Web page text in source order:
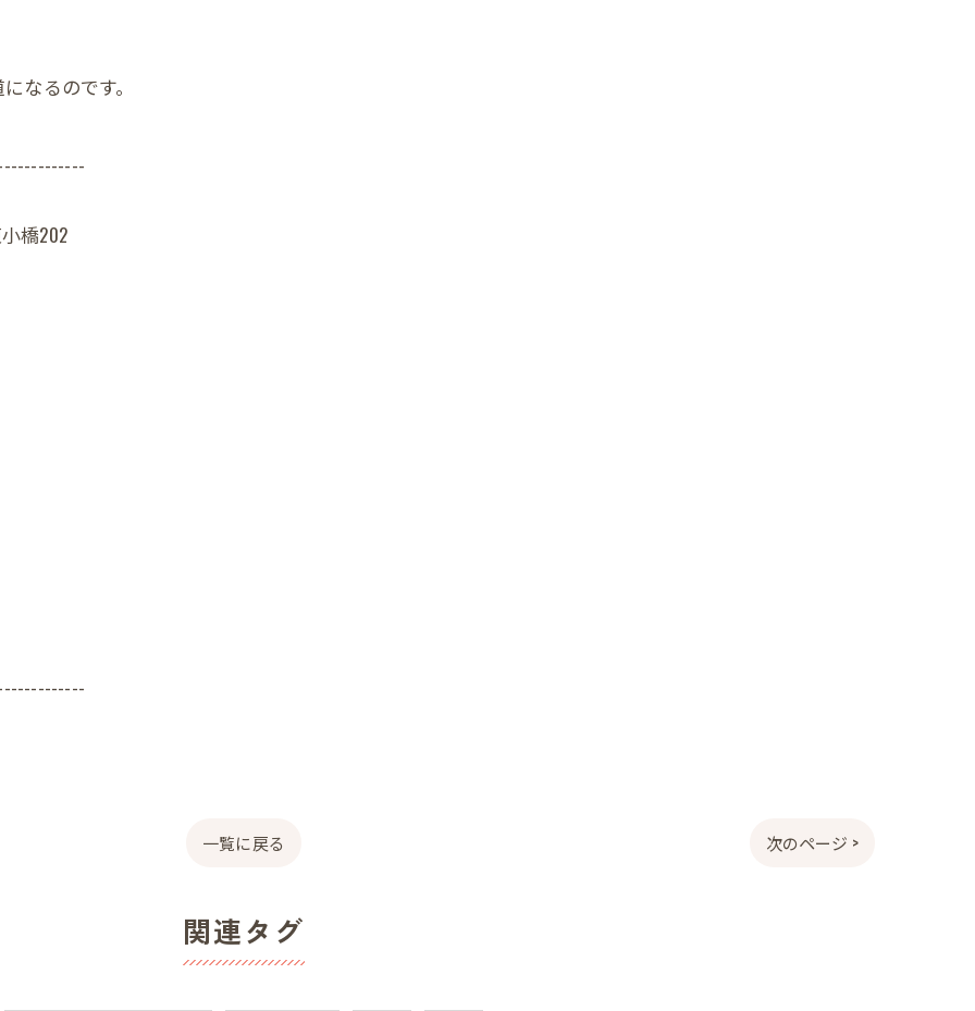
なるのです。
橋202
一覧に戻る 次のページ >
関連タグ